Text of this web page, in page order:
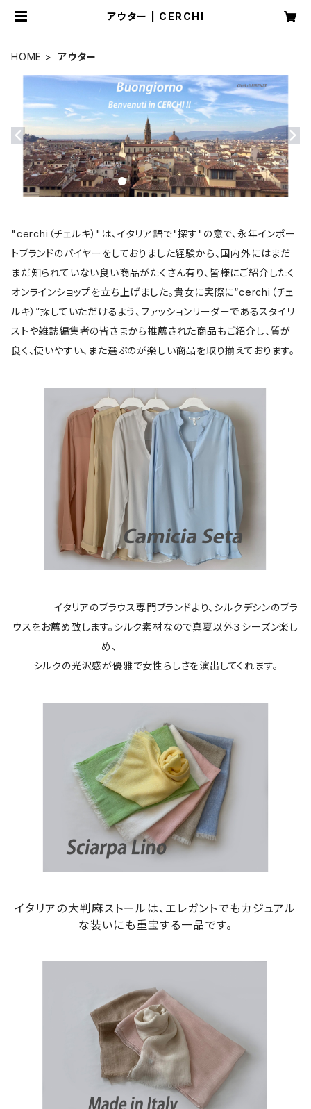
アウター | CERCHI
HOME アウター
"cerchi（チェルキ）"は、イタリア語で"探す"の意で、永年インポー
トブランドのバイヤーをしておりました経験から、国内外にはまだ
まだ知られていない良い商品がたくさん有り、皆様にご紹介したく
オンラインショップを立ち上げました。貴女に実際に“cerchi（チェ
ルキ）”探していただけるよう、ファッションリーダーであるスタイリ
ストや雑誌編集者の皆さまから推薦された商品もご紹介し、質が
良く、使いやすい、また選ぶのが楽しい商品を取り揃えております。
イタリアのブラウス専門ブランドより、シルクデシンのブラ
ウスをお薦め致します。シルク素材なので真夏以外３シーズン楽し
め、
シルクの光沢感が優雅で女性らしさを演出してくれます。
イタリアの大判麻ストールは、エレガントでもカジュアル
な装いにも重宝する一品です。